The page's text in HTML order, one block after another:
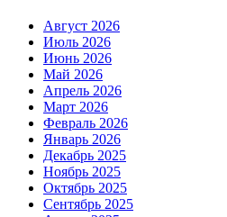
Август 2026
Июль 2026
Июнь 2026
Май 2026
Апрель 2026
Март 2026
Февраль 2026
Январь 2026
Декабрь 2025
Ноябрь 2025
Октябрь 2025
Сентябрь 2025